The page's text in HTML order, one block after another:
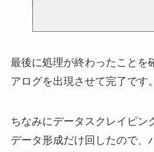
最後に処理が終わったことを
アログを出現させて完了です。
ちなみにデータスクレイピン
データ形成だけ回したので、